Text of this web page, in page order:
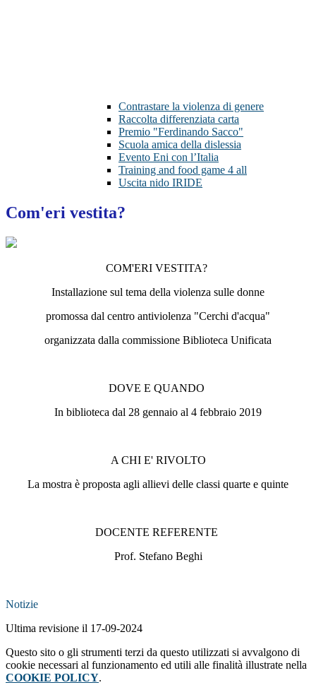
Contrastare la violenza di genere
Raccolta differenziata carta
Premio "Ferdinando Sacco"
Scuola amica della dislessia
Evento Eni con l’Italia
Training and food game 4 all
Uscita nido IRIDE
Com'eri vestita?
COM'ERI VESTITA?
Installazione sul tema della violenza sulle donne
promossa dal centro antiviolenza "Cerchi d'acqua"
organizzata dalla commissione Biblioteca Unificata
DOVE E QUANDO
In biblioteca dal 28 gennaio al 4 febbraio 2019
A CHI E' RIVOLTO
La mostra è proposta agli allievi delle classi quarte e quinte
DOCENTE REFERENTE
Prof. Stefano Beghi
Notizie
Ultima revisione il 17-09-2024
Questo sito o gli strumenti terzi da questo utilizzati si avvalgono di
cookie necessari al funzionamento ed utili alle finalità illustrate nella
COOKIE POLICY.